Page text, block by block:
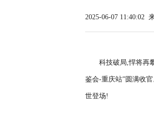
2025-06-07 11:40:02
科技破局,悍将再
鉴会-重庆站”圆满收
世登场!